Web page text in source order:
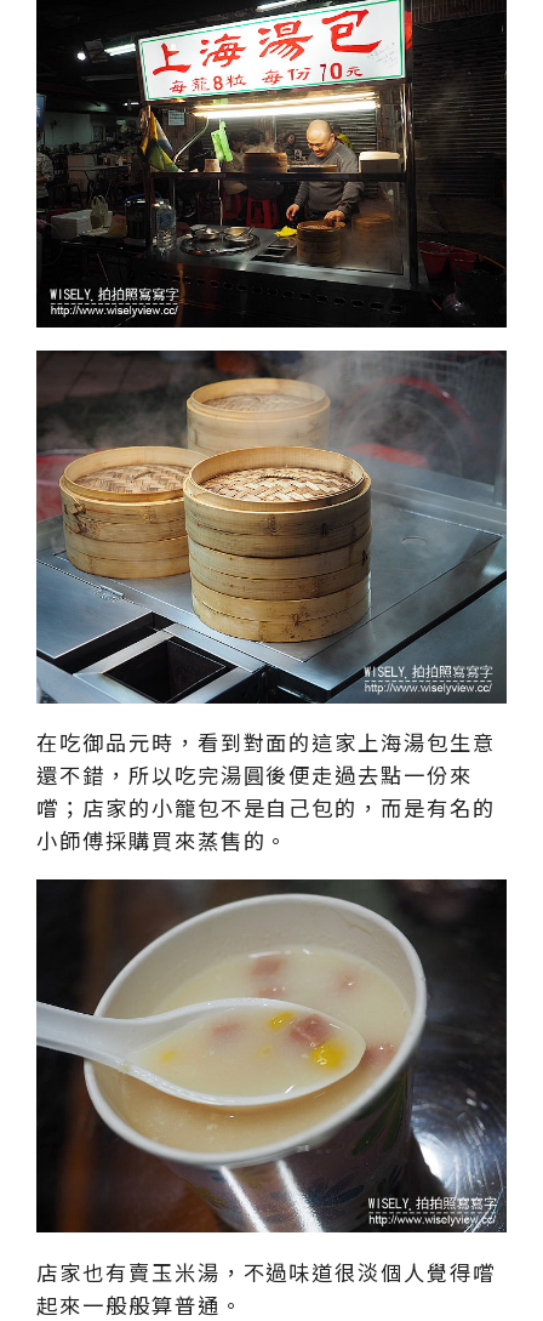
在吃御品元時，看到對面的這家上海湯包生意
還不錯，所以吃完湯圓後便走過去點一份來
嚐；店家的小籠包不是自己包的，而是有名的
小師傅採購買來蒸售的。
店家也有賣玉米湯，不過味道很淡個人覺得嚐
起來一般般算普通。